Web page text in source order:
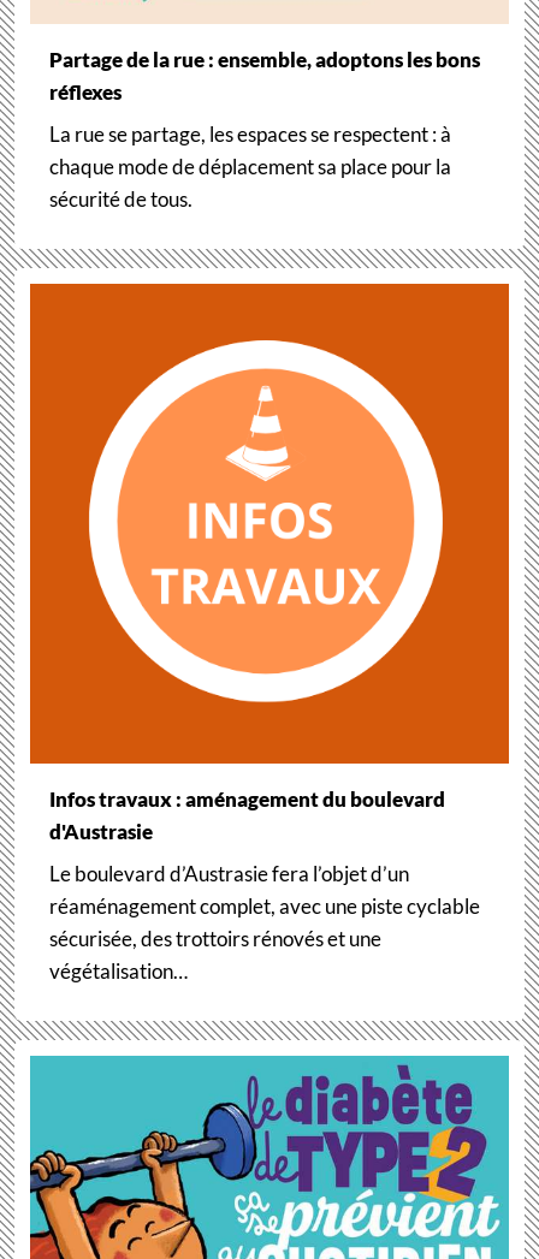
Partage de la rue : ensemble, adoptons les bons
réflexes
La rue se partage, les espaces se respectent : à
chaque mode de déplacement sa place pour la
sécurité de tous.
Infos travaux : aménagement du boulevard
d'Austrasie
Le boulevard d’Austrasie fera l’objet d’un
réaménagement complet, avec une piste cyclable
sécurisée, des trottoirs rénovés et une
végétalisation…